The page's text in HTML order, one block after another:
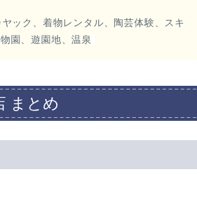
ック、着物レンタル、陶芸体験、スキ
園、遊園地、温泉
まとめ